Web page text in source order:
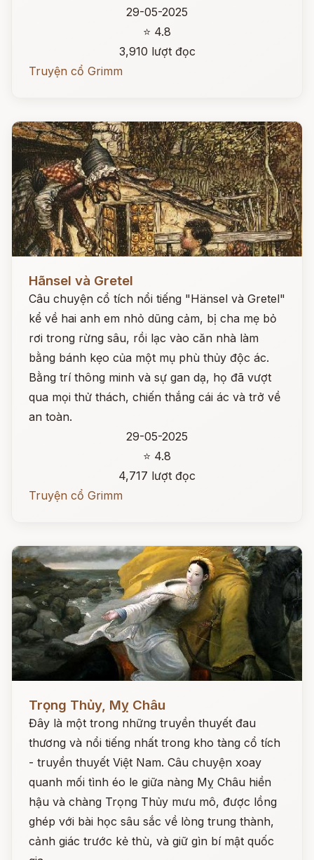
29-05-2025
⭐ 4.8
3,910 lượt đọc
Truyện cổ Grimm
Hãnsel và Gretel
Câu chuyện cổ tích nổi tiếng "Hänsel và Gretel"
kể về hai anh em nhỏ dũng cảm, bị cha mẹ bỏ
rơi trong rừng sâu, rồi lạc vào căn nhà làm
bằng bánh kẹo của một mụ phù thủy độc ác.
Bằng trí thông minh và sự gan dạ, họ đã vượt
qua mọi thử thách, chiến thắng cái ác và trở về
an toàn.
29-05-2025
⭐ 4.8
4,717 lượt đọc
Truyện cổ Grimm
Trọng Thủy, Mỵ Châu
Đây là một trong những truyền thuyết đau
thương và nổi tiếng nhất trong kho tàng cổ tích
- truyền thuyết Việt Nam. Câu chuyện xoay
quanh mối tình éo le giữa nàng Mỵ Châu hiền
hậu và chàng Trọng Thủy mưu mô, được lồng
ghép với bài học sâu sắc về lòng trung thành,
cảnh giác trước kẻ thù, và giữ gìn bí mật quốc